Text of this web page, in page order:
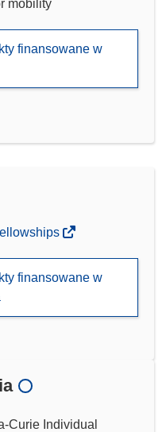
mobility
finansowane w
finansowane w
Curie Individual